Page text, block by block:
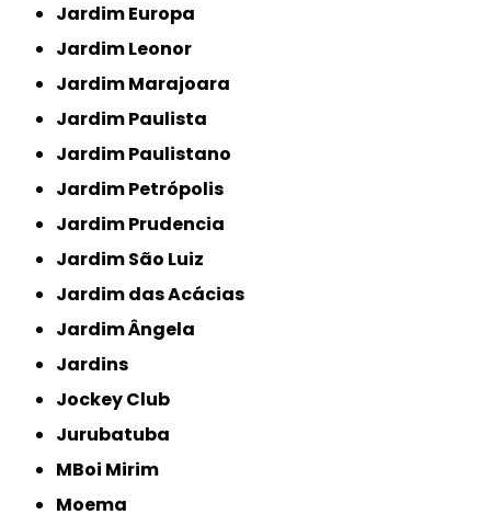
Jardim Europa
Jardim Leonor
Jardim Marajoara
Jardim Paulista
Jardim Paulistano
Jardim Petrópolis
Jardim Prudencia
Jardim São Luiz
Jardim das Acácias
Jardim Ângela
Jardins
Jockey Club
Jurubatuba
MBoi Mirim
Moema